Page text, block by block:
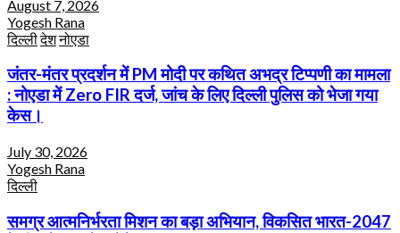
August 7, 2026
Yogesh Rana
दिल्लीदेशनोएडा
जंतर-मंतर प्रदर्शन में PM मोदी पर कथित अभद्र टिप्पणी का मामला
: नोएडा में Zero FIR दर्ज, जांच के लिए दिल्ली पुलिस को भेजा गया
केस।
July 30, 2026
Yogesh Rana
दिल्ली
समग्र आत्मनिर्भरता मिशन का बड़ा अभियान, विकसित भारत-2047